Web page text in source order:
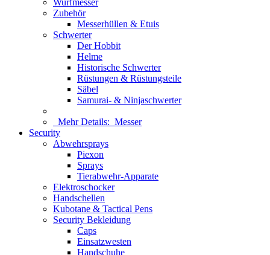
Wurfmesser
Zubehör
Messerhüllen & Etuis
Schwerter
Der Hobbit
Helme
Historische Schwerter
Rüstungen & Rüstungsteile
Säbel
Samurai- & Ninjaschwerter
Mehr Details: Messer
Security
Abwehrsprays
Piexon
Sprays
Tierabwehr-Apparate
Elektroschocker
Handschellen
Kubotane & Tactical Pens
Security Bekleidung
Caps
Einsatzwesten
Handschuhe